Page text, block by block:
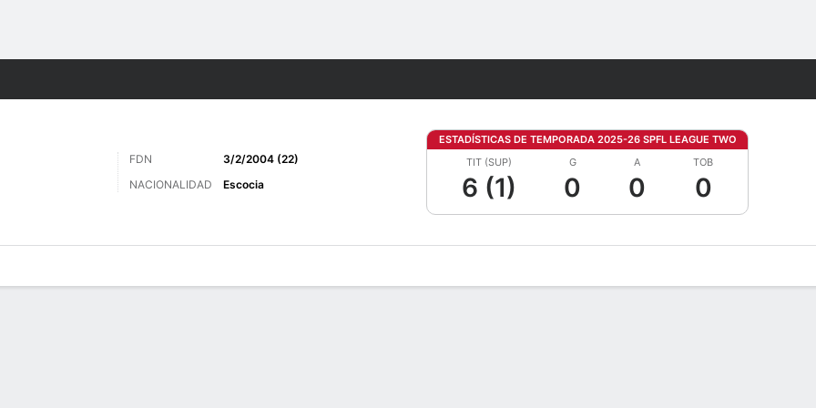
FDN
3/2/2004 (22)
NACIONALIDAD
Escocia
ESTADÍSTICAS DE TEMPORADA 2025-26 SPFL LEAGUE TWO
TIT (SUP)
6 (1)
G
0
A
0
TOB
0